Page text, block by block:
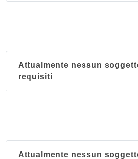
Attualmente nessun
requisiti
Attualmente nessun